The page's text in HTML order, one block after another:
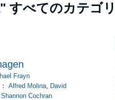
すべてのカテゴ
Frayn
：Alfred Molina, David
Shannon Cochran